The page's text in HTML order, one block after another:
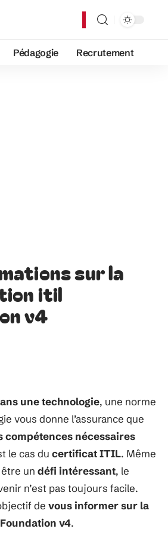
Pédagogie Recrutement
sur la
itil
v4
une technologie, une norme
vous donne l’assurance que
compétences nécessaires
le cas du certificatITIL. Même
être un défiintéressant, le
n’est pas toujours facile.
de vousinformersur la
v4.